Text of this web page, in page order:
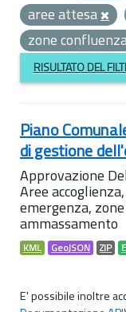
aree attesa
zone
RISULTATO DEL
Piano
di gestione
Approvazione
Aree
emergenza,
ammassamento
KML GeoJSON ZIP
E' possibile inoltre